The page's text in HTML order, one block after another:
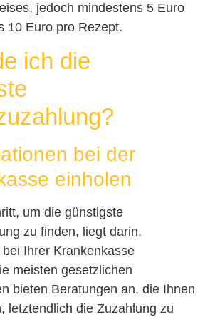
jedoch mindestens 5 Euro
10 Euro pro Rezept.
ich die
bei der
einholen
um die günstigste
zu finden, liegt darin,
Ihrer Krankenkasse
meisten gesetzlichen
bieten Beratungen an, die Ihnen
letztendlich die Zuzahlung zu